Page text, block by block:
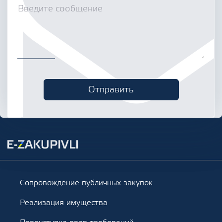
Сопровождение публичных закупок
Реализация имущества